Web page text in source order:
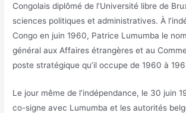
Congolais diplômé de l’Université libre de
sciences politiques et administratives. À
Congo en juin 1960, Patrice Lumumba le
général aux Affaires étrangères et au
poste stratégique qu’il occupe de 1960 à
Le jour même de l’indépendance, le 30 juin
co-signe avec Lumumba et les autorités